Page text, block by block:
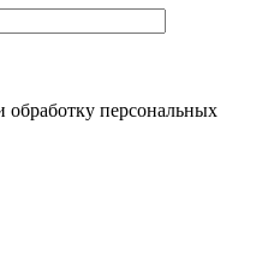
обработку персональных